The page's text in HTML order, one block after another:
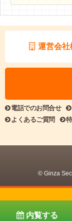
運営会社
内覧する
電話でのお問合せ
よくあるご質問
© Ginza